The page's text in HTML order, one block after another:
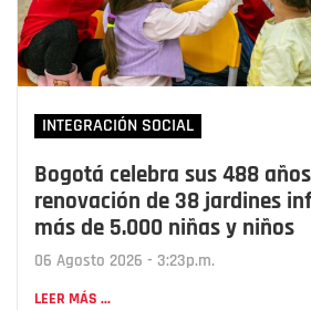
INTEGRACIÓN SOCIAL
Bogotá celebra sus 488
renovación de 38 jardines
más de 5.000 niñas y niños
06 Agosto 2026 - 3:23p.m.
LEER MÁS ...